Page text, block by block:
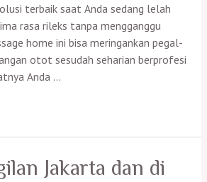
terbaik saat Anda sedang lelah
rasa rileks tanpa mengganggu
home ini bisa meringankan pegal-
otot sesudah seharian berprofesi
Anda …
Jakarta dan di